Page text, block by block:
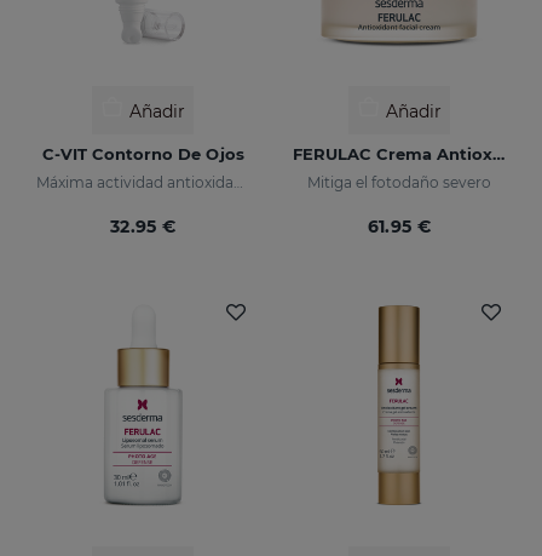
Añadir
C-VIT Contorno De Ojos
32.95 €
Añadir
FERULAC Crema Antioxidante
Mitiga el fotodaño severo
61.95 €